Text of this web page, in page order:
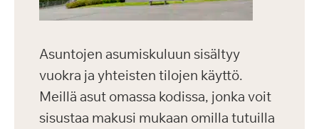
Asuntojen asumiskuluun sisältyy
vuokra ja yhteisten tilojen käyttö.
Meillä asut omassa kodissa, jonka voit
sisustaa makusi mukaan omilla tutuilla